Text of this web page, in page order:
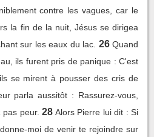
contre les vagues, car le
la fin de la nuit, Jésus se dirigea
sur les eaux du lac. 26 Quand
ils furent pris de panique : C'est
se mirent à pousser des cris de
parla aussitôt : Rassurez-vous,
peur. 28 Alors Pierre lui dit : Si
moi de venir te rejoindre sur